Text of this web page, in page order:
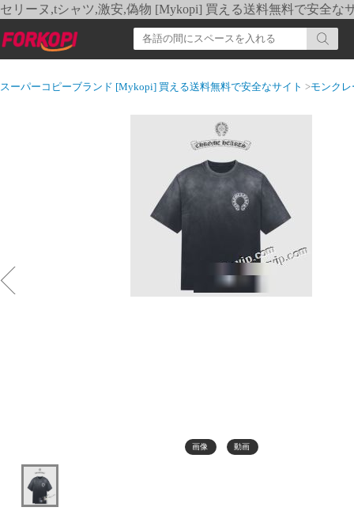
セリーヌ,tシャツ,激安,偽物 [Mykopi] 買える送料無料で安全な
スーパーコピーブランド [Mykopi] 買える送料無料で安全なサイト >モンク
画像 動画